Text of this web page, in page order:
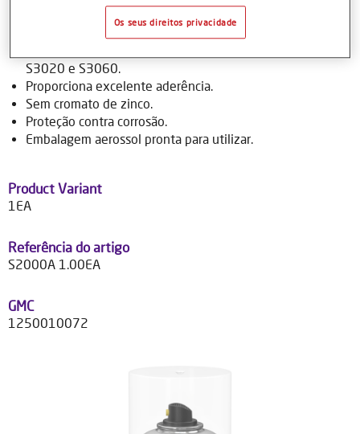
Características do produto
S3020 e S3060.
Proporciona excelente aderência.
Sem cromato de zinco.
Proteção contra corrosão.
Embalagem aerossol pronta para utilizar.
Product Variant
1EA
Referência do artigo
S2000A 1.00EA
GMC
1250010072
Os seus direitos privacidade